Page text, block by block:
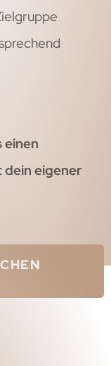
einen
dein eigener